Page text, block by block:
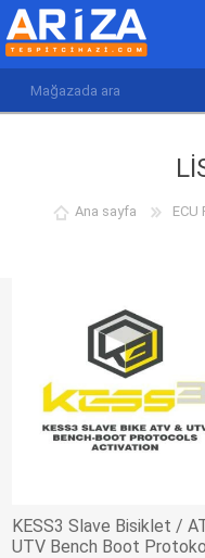
Ana sayfa ECU
KESS3 Slave Bisiklet /
UTV Bench Boot